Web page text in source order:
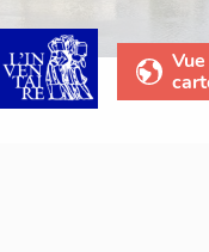
Vue